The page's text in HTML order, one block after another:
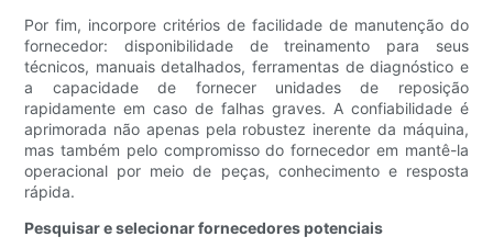
Por fim, incorpore critérios de facilidade de manutenção do
fornecedor: disponibilidade de treinamento para seus
técnicos, manuais detalhados, ferramentas de diagnóstico e
a capacidade de fornecer unidades de reposição
rapidamente em caso de falhas graves. A confiabilidade é
aprimorada não apenas pela robustez inerente da máquina,
mas também pelo compromisso do fornecedor em mantê-la
operacional por meio de peças, conhecimento e resposta
rápida.
Pesquisar e selecionar fornecedores potenciais